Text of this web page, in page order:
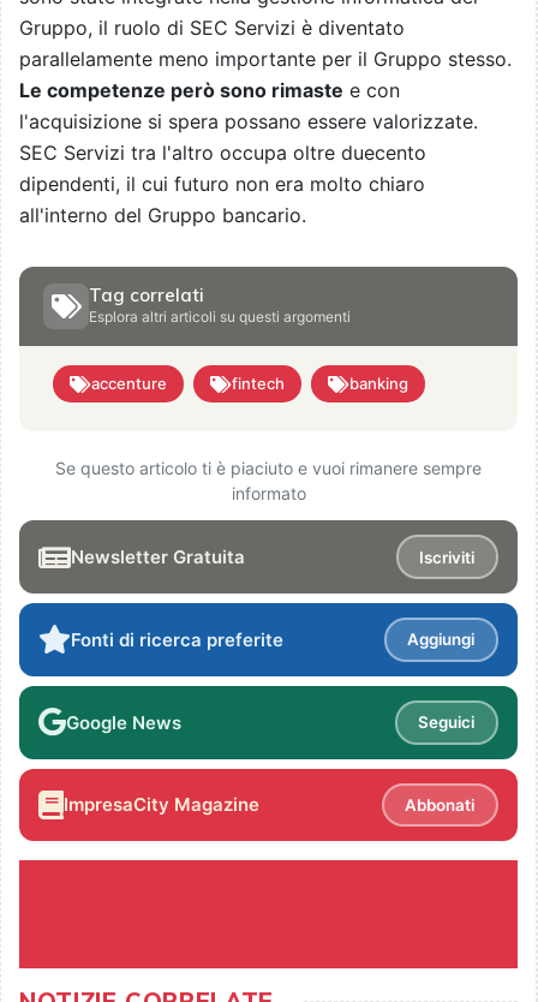
Gruppo, il ruolo di SEC Servizi è diventato
parallelamente meno importante per il Gruppo stesso.
Le competenze però sono rimaste e con
l'acquisizione si spera possano essere valorizzate.
SEC Servizi tra l'altro occupa oltre duecento
dipendenti, il cui futuro non era molto chiaro
all'interno del Gruppo bancario.
Tag correlati
Esplora altri articoli su questi argomenti
accenture fintech banking
Se questo articolo ti è piaciuto e vuoi rimanere sempre
informato
Newsletter Gratuita Iscriviti
Fonti di ricerca preferite Aggiungi
Google News Seguici
ImpresaCity Magazine Abbonati